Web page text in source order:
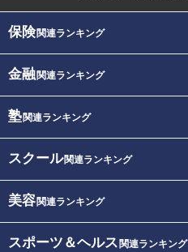
保険関連ランキング
金融関連ランキング
塾関連ランキング
スクール関連ランキング
美容関連ランキング
スポーツ＆ヘルス 関連ランキング